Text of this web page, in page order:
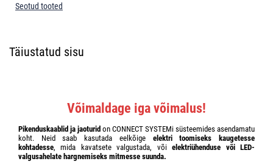
Seotud tooted
Täiustatud sisu
Võimaldage iga võimalus!
Pikenduskaablid ja jaoturid on CONNECT SYSTEMi süsteemides asendamatu
koht. Neid saab kasutada eelkõige elektri toomiseks kaugetesse
kohtadesse, mida kavatsete valgustada, võielektriühenduse või LED-
valgusahelate hargnemiseks mitmesse suunda.